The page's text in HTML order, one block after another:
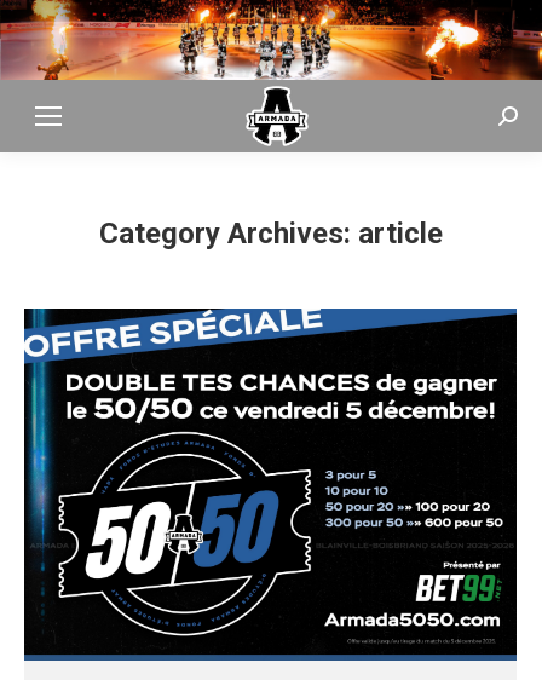
Category Archives: article